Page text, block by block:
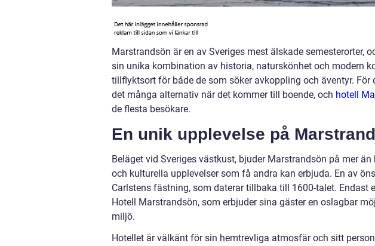
Marstrandsön är en av Sveriges mest älskade semesterorter,
sin unika kombination av historia, naturskönhet och modern
tillflyktsort för både de som söker avkoppling och äventyr. För
det många alternativ när det kommer till boende, och hotell
de flesta besökare.
En unik upplevelse på
Beläget vid Sveriges västkust, bjuder Marstrandsön på mer
och kulturella upplevelser som få andra kan erbjuda. En av
Carlstens fästning, som daterar tillbaka till 1600-talet. Endast
Hotell Marstrandsön, som erbjuder sina gäster en oslagbar
miljö.
Hotellet är välkänt för sin hemtrevliga atmosfär och sitt